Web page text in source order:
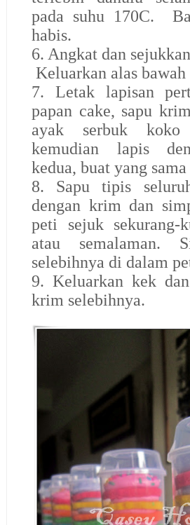
pada suhu 170C.
habis.
6. Angkat dan
Keluarkan alas bawah
7. Letak lapisan
papan cake, sapu
ayak serbuk
kemudian lapis
kedua, buat yang
8. Sapu tipis
dengan krim dan
peti sejuk sekurang-
atau semalaman.
selebihnya di dalam
9. Keluarkan kek
krim selebihnya.